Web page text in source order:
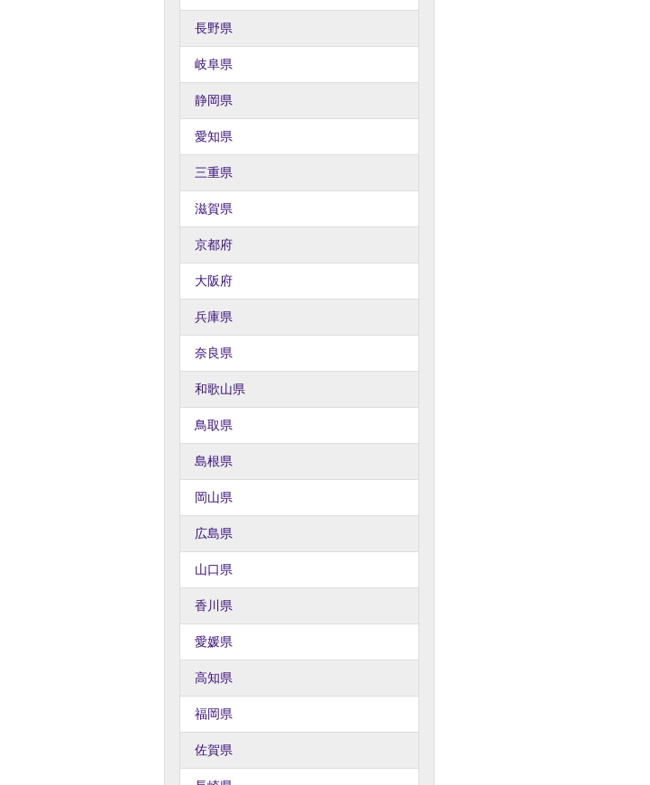
長野県
岐阜県
静岡県
愛知県
三重県
滋賀県
京都府
大阪府
兵庫県
奈良県
和歌山県
鳥取県
島根県
岡山県
広島県
山口県
香川県
愛媛県
高知県
福岡県
佐賀県